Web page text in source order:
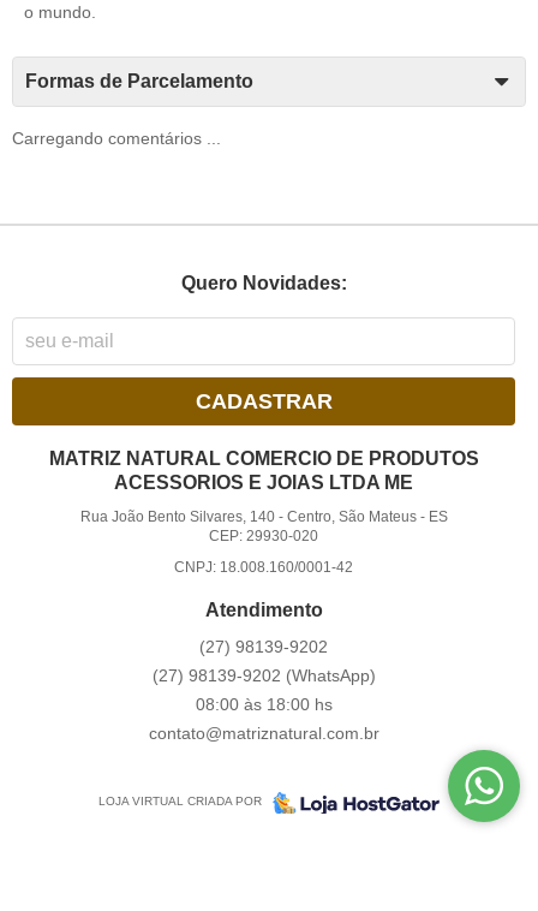
o mundo.
Formas de Parcelamento
Carregando comentários ...
Quero Novidades:
CADASTRAR
MATRIZ NATURAL COMERCIO DE PRODUTOS
ACESSORIOS E JOIAS LTDA ME
Rua João Bento Silvares, 140- Centro, São Mateus- ES
CEP: 29930-020
CNPJ: 18.008.160/0001-42
Atendimento
(27) 98139-9202
(27) 98139-9202 (WhatsApp)
08:00 às 18:00 hs
contato@matriznatural.com.br
LOJA VIRTUAL CRIADA POR